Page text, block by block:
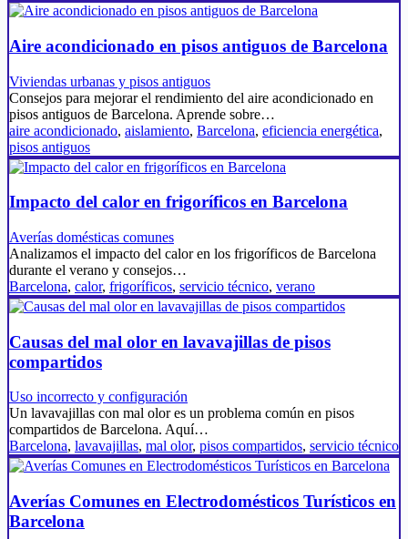
Aire acondicionado en pisos antiguos de Barcelona
Viviendas urbanas y pisos antiguos
Consejos para mejorar el rendimiento del aire acondicionado en
pisos antiguos de Barcelona. Aprende sobre…
aire acondicionado, aislamiento, Barcelona, eficiencia energética,
pisos antiguos
Impacto del calor en frigoríficos en Barcelona
Averías domésticas comunes
Analizamos el impacto del calor en los frigoríficos de Barcelona
durante el verano y consejos…
Barcelona, calor, frigoríficos, servicio técnico, verano
Causas del mal olor en lavavajillas de pisos
compartidos
Uso incorrecto y configuración
Un lavavajillas con mal olor es un problema común en pisos
compartidos de Barcelona. Aquí…
Barcelona, lavavajillas, mal olor, pisos compartidos, servicio técnico
Averías Comunes en Electrodomésticos Turísticos en
Barcelona